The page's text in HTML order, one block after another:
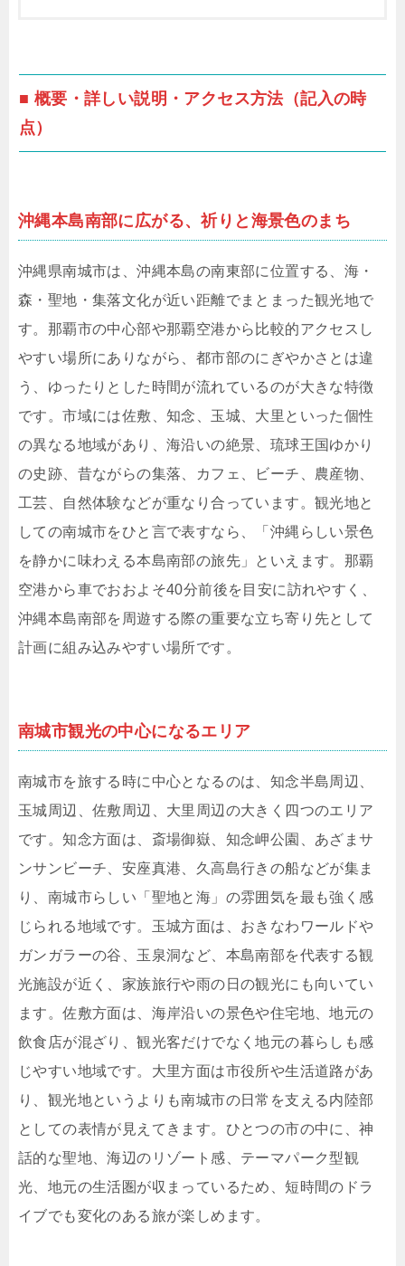
■ 概要・詳しい説明・アクセス方法（記入の時
点）
沖縄本島南部に広がる、祈りと海景色のまち
沖縄県南城市は、沖縄本島の南東部に位置する、海・
森・聖地・集落文化が近い距離でまとまった観光地で
す。那覇市の中心部や那覇空港から比較的アクセスし
やすい場所にありながら、都市部のにぎやかさとは違
う、ゆったりとした時間が流れているのが大きな特徴
です。市域には佐敷、知念、玉城、大里といった個性
の異なる地域があり、海沿いの絶景、琉球王国ゆかり
の史跡、昔ながらの集落、カフェ、ビーチ、農産物、
工芸、自然体験などが重なり合っています。観光地と
しての南城市をひと言で表すなら、「沖縄らしい景色
を静かに味わえる本島南部の旅先」といえます。那覇
空港から車でおおよそ40分前後を目安に訪れやすく、
沖縄本島南部を周遊する際の重要な立ち寄り先として
計画に組み込みやすい場所です。
南城市観光の中心になるエリア
南城市を旅する時に中心となるのは、知念半島周辺、
玉城周辺、佐敷周辺、大里周辺の大きく四つのエリア
です。知念方面は、斎場御嶽、知念岬公園、あざまサ
ンサンビーチ、安座真港、久高島行きの船などが集ま
り、南城市らしい「聖地と海」の雰囲気を最も強く感
じられる地域です。玉城方面は、おきなわワールドや
ガンガラーの谷、玉泉洞など、本島南部を代表する観
光施設が近く、家族旅行や雨の日の観光にも向いてい
ます。佐敷方面は、海岸沿いの景色や住宅地、地元の
飲食店が混ざり、観光客だけでなく地元の暮らしも感
じやすい地域です。大里方面は市役所や生活道路があ
り、観光地というよりも南城市の日常を支える内陸部
としての表情が見えてきます。ひとつの市の中に、神
話的な聖地、海辺のリゾート感、テーマパーク型観
光、地元の生活圏が収まっているため、短時間のドラ
イブでも変化のある旅が楽しめます。